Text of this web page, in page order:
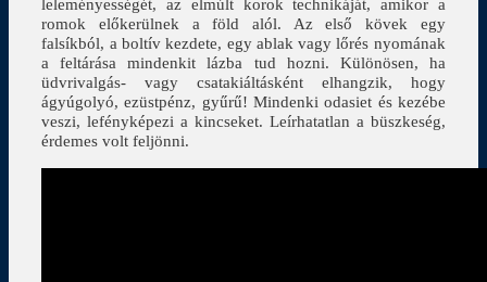
leleményességét, az elmúlt korok technikáját, amikor a
romok előkerülnek a föld alól. Az első kövek egy
falsíkból, a boltív kezdete, egy ablak vagy lőrés nyomának
a feltárása mindenkit lázba tud hozni. Különösen, ha
üdvrivalgás- vagy csatakiáltásként elhangzik, hogy
ágyúgolyó, ezüstpénz, gyűrű! Mindenki odasiet és kezébe
veszi, lefényképezi a kincseket. Leírhatatlan a büszkeség,
érdemes volt feljönni.